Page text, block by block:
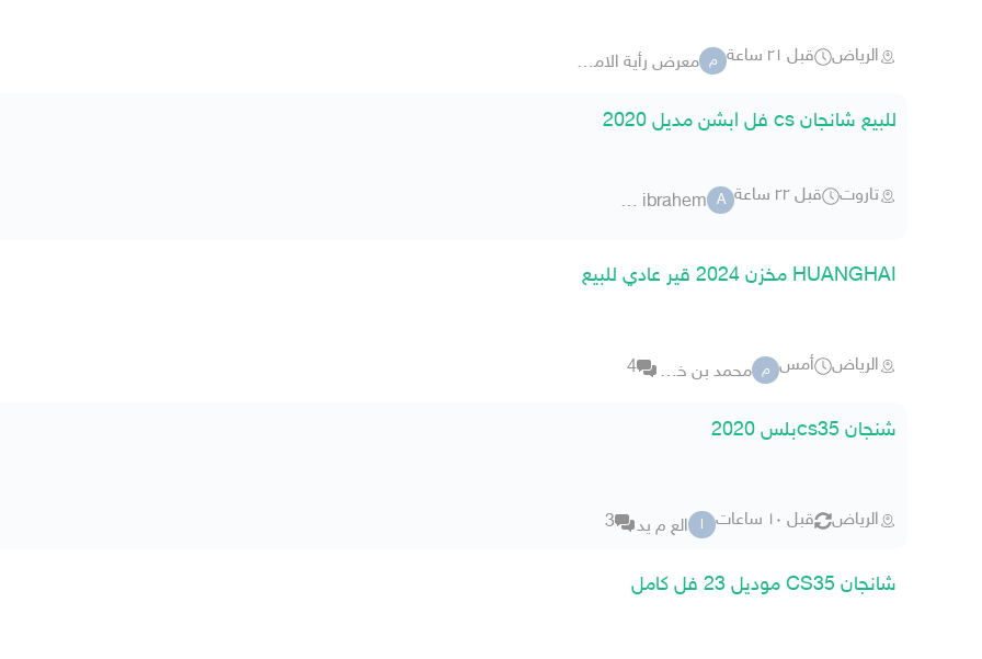
الرياض قبل ٢١ ساعة م معرض رأية الامتياز للسيارات
للبيع شانجان cs فل ابشن مديل 2020
تاروت قبل ٢٢ ساعة A
ali bn ibrahem
HUANGHAI مخزن 2024 قير عادي للبيع
الرياض أمس م محمد بن خالد العمرو 4
شنجان cs35بلس 2020
الرياض قبل ١٠ ساعات ا الع م يد 3
شانجان CS35 موديل 23 فل كامل